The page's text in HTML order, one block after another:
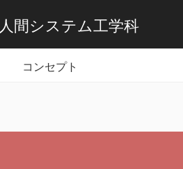
人間システム工学科
コンセプト